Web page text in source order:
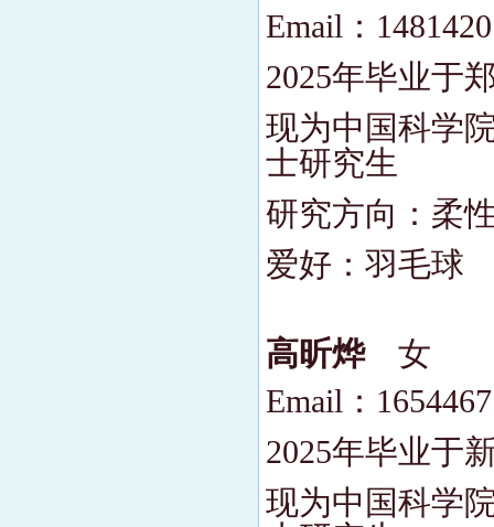
Email：
2025年毕业于
现为中国科学
士研究生
研究方向：柔
爱好：羽毛球
高昕烨 女
Email：
2025年毕业于
现为中国科学